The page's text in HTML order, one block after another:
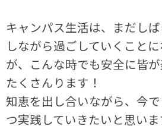
キャンパス生活は、まだし
しながら過ごしていくこと
が、こんな時でも安全に皆が
たくさんります！
知恵を出し合いながら、今
つ実践していきたいと思いま